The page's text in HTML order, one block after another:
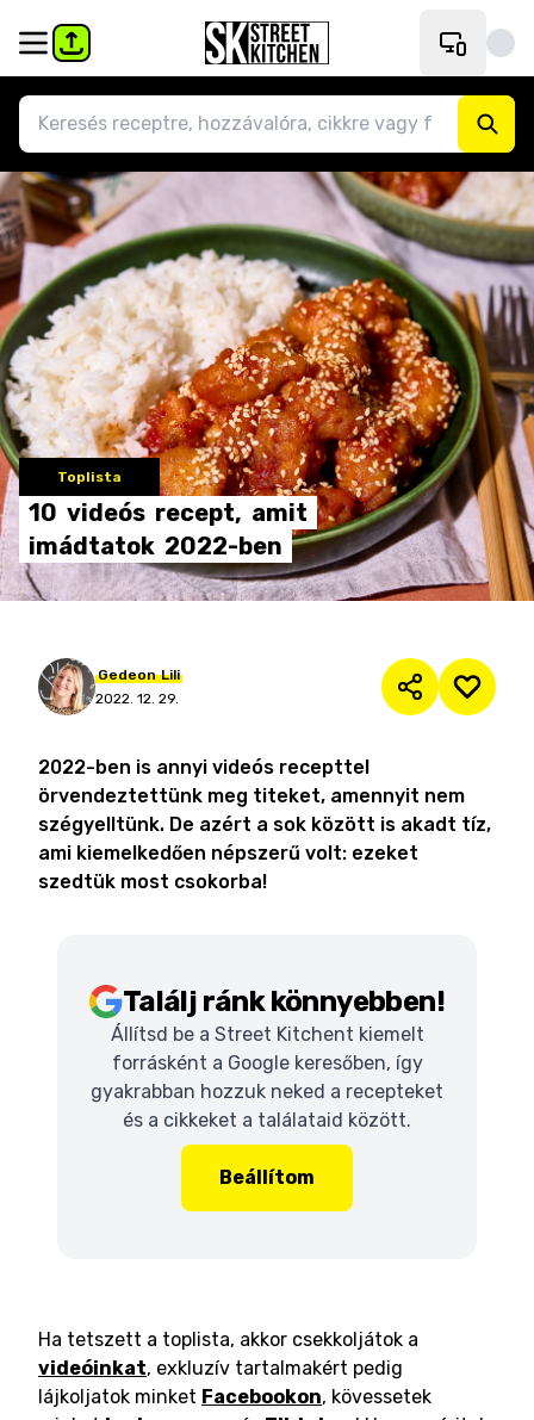
Toplista
10 videós recept, amit
imádtatok 2022-ben
Gedeon Lili
2022. 12. 29.
2022-ben is annyi videós recepttel
örvendeztettünk meg titeket, amennyit nem
szégyelltünk. De azért a sok között is akadt tíz,
ami kiemelkedően népszerű volt: ezeket
szedtük most csokorba!
Találj ránk könnyebben!
Állítsd be a Street Kitchent kiemelt
forrásként a Google keresőben, így
gyakrabban hozzuk neked a recepteket
és a cikkeket a találataid között.
Beállítom
Ha tetszett a toplista, akkor csekkoljátok a
videóinkat, exkluzív tartalmakért pedig
lájkoljatok minket Facebookon, kövessetek